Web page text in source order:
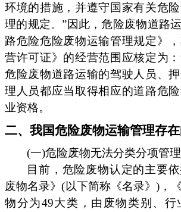
环境的措施，并遵守国家有关危
理的规定。”因此，危险废物道路
路危险危险废物运输管理规定》
营许可证》的经营范围应核定为
危险废物道路运输的驾驶人员、
理人员都应当取得相应的道路危
业资格。
二、我国危险废物运输管理存
(一)危险废物无法分类分项管理
目前，危险废物认定的主要
废物名录》(以下简称《名录》)，
物分为49大类，由废物类别、行